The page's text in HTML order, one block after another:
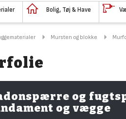
Bolig, Tøj & Have
Mursten og blokke
og
og vægge